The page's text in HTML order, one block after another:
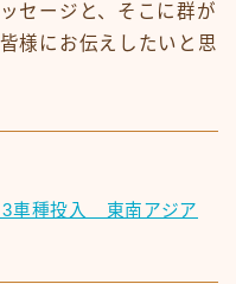
セージと、そこに群が
様にお伝えしたいと思
3車種投入 東南アジア